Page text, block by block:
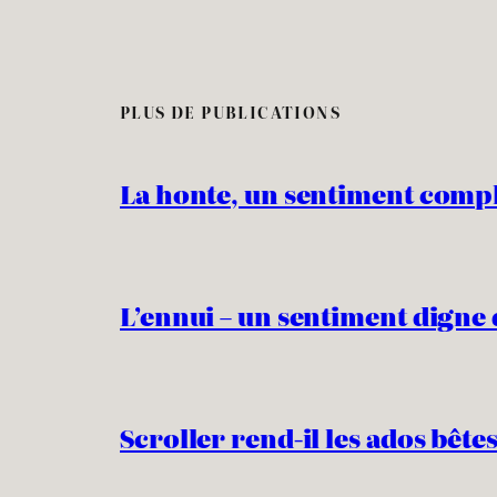
PLUS DE PUBLICATIONS
La honte, un sentiment
L’ennui – un sentiment
Scroller rend-il les ados